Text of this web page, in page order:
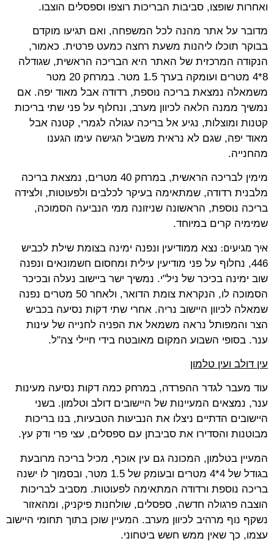
ואחרות שופצו, סביבות הבריכות רוצפו וספסלים הוצבו.
מדובר על אתר מהנה לכל המשפחה, ואם תגיעו מוקדם
בבוקר תוכלו ליהנות משעת רחצה כמעט פרטית. כאמור,
הנקודה המרכזית של האתר היא הבריכה הראשית, שגודלה
8*4 מטרים ועומקה בערך 1.5 מטר. במרחק 20 מטר
משמאלה נמצאת בריכה נוספת, רדודה אבל מאוד יפה. אם
נמשיך ממנה הלאה לכיוון מערב, ונחלוף על פני שתי בריכות
קטנות ומוצלות, נגיע אל בריכה עגולה לגמרי, קטנה אבל
מאוד יפה, שגם לא נראית משביל הגישה עימו הגענו
מהחנייה.
מימין לבריכה הראשית, במרחק 40 מטרים, נמצאת בריכה
מלבנית רדודה, שמתאימה בעיקר לכלבים ולפעוטות, ולצידה
בריכה נוספת, הראשונה שניזונה ממי הנביעה הסמוכה,
שמימיה קרים במיוחד.
איך מגיעים:נצא ממודיעין ונפנה ימינה בצומת שילת לכביש
446, נחלוף על פני מודיעין עילית ומחסום חשמונאים ונפנה
שוב ימינה בכיכר של ניל"י. נמשיך ישר ביישוב נעלה ובכיכר
הסמוכה לו, הנקראת צומת הדואר, ולאחר 50 מטרים נפנה
שמאלה לכיוון היישוב נריה. אחרי שתי דקות נסיעה בכביש
הצר והמפותל נראה משמאל את הפניה לחנייה של עינות
ענר. בסופי השבוע המקום מאובטח בידי חיילי צה"ל.
עין דולב ועין טלמון
עוד מעבר לגדר ההפרדה, במרחק כמה דקות נסיעה מעינות
ענר, נמצאים המעיינות של היישובים דולב וטלמון. בשני
היישובים הדתיים ניצלו את הנביעות הטבעיות, בנו בריכות
מבוטנות והסדירו את סביבתן עם ספסלים, עצי פרי ודק עץ.
המעיין בטלמון, המכונה גם עין אוכף, מכיל בריכה מרובעת
בגודל של 4*4 מטרים ובעומק של 1.5 מטר, ובסמוך לו ישנה
בריכה נוספת ורדודה המתאימה לפעוטות. מסביב לבריכות
הוצבה פרגולה חדשה, ספסלים, שולחנות פיקניק, ומהאזור
נשקף נוף מרהיב לכיוון מערב. המעיין שוכן בתוך תחומי היישוב
עצמו, כך שאין ממש חשש ביטחוני.